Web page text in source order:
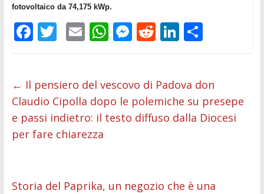
fotovoltaico da 74,175 kWp.
F
b
o
o
k
T
er
E
l
W
s
A
p
M
e
n
g
R
di
t
Li
e
dI
n
C
di
vi
di
← Il pensiero del vescovo di Padova don
Claudio Cipolla dopo le polemiche su presepe
e passi indietro: il testo diffuso dalla Diocesi
per fare chiarezza
Storia del Paprika, un negozio che è una